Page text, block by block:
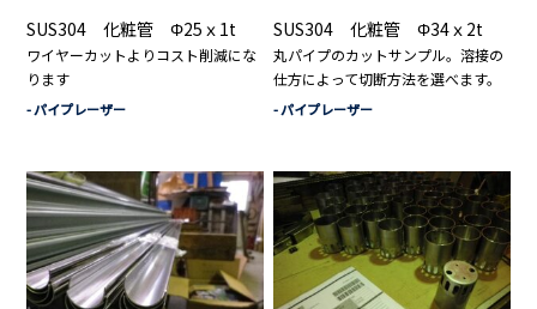
SUS304 化粧管 Φ25ｘ1t
ワイヤーカットよりコスト削減にな
ります
- パイプレーザー
SUS304 化粧管 Φ34ｘ2t
丸パイプのカットサンプル。溶接の
仕方によって切断方法を選べます。
- パイプレーザー